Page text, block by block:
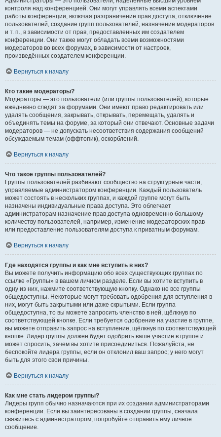
контроля над конференцией. Они могут управлять всеми аспектами
работы конференции, включая разграничение прав доступа, отключение
пользователей, создание групп пользователей, назначение модераторов
и т. п., в зависимости от прав, предоставленных им создателем
конференции. Они также могут обладать всеми возможностями
модераторов во всех форумах, в зависимости от настроек,
произведённых создателем конференции.
Вернуться к началу
Кто такие модераторы?
Модераторы — это пользователи (или группы пользователей), которые
ежедневно следят за форумами. Они имеют право редактировать или
удалять сообщения, закрывать, открывать, перемещать, удалять и
объединять темы на форуме, за который они отвечают. Основные задачи
модераторов — не допускать несоответствия содержания сообщений
обсуждаемым темам (оффтопик), оскорблений.
Вернуться к началу
Что такое группы пользователей?
Группы пользователей разбивают сообщество на структурные части,
управляемые администратором конференции. Каждый пользователь
может состоять в нескольких группах, и каждой группе могут быть
назначены индивидуальные права доступа. Это облегчает
администраторам назначение прав доступа одновременно большому
количеству пользователей, например, изменение модераторских прав
или предоставление пользователям доступа к приватным форумам.
Вернуться к началу
Где находятся группы и как мне вступить в них?
Вы можете получить информацию обо всех существующих группах по
ссылке «Группы» в вашем личном разделе. Если вы хотите вступить в
одну из них, нажмите соответствующую кнопку. Однако не все группы
общедоступны. Некоторые могут требовать одобрения для вступления в
них, могут быть закрытыми или даже скрытыми. Если группа
общедоступна, то вы можете запросить членство в ней, щёлкнув по
соответствующей кнопке. Если требуется одобрение на участие в группе,
вы можете отправить запрос на вступление, щёлкнув по соответствующей
кнопке. Лидер группы должен будет одобрить ваше участие в группе и
может спросить, зачем вы хотите присоединиться. Пожалуйста, не
беспокойте лидера группы, если он отклонил ваш запрос; у него могут
быть для этого свои причины.
Вернуться к началу
Как мне стать лидером группы?
Лидеры групп обычно назначаются при их создании администраторами
конференции. Если вы заинтересованы в создании группы, сначала
свяжитесь с администратором; попробуйте отправить ему личное
сообщение.